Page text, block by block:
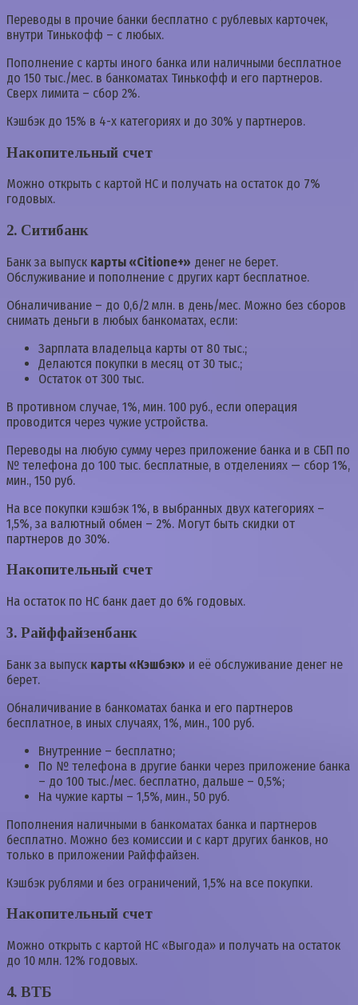
Переводы в прочие банки бесплатно с рублевых карточек,
внутри Тинькофф – с любых.
Пополнение с карты иного банка или наличными бесплатное
до 150 тыс./мес. в банкоматах Тинькофф и его партнеров.
Сверх лимита – сбор 2%.
Кэшбэк до 15% в 4-х категориях и до 30% у партнеров.
Накопительный счет
Можно открыть с картой НС и получать на остаток до 7%
годовых.
2. Ситибанк
Банк за выпуск карты «Citione+» денег не берет.
Обслуживание и пополнение с других карт бесплатное.
Обналичивание – до 0,6/2 млн. в день/мес. Можно без сборов
снимать деньги в любых банкоматах, если:
Зарплата владельца карты от 80 тыс.;
Делаются покупки в месяц от 30 тыс.;
Остаток от 300 тыс.
В противном случае, 1%, мин. 100 руб., если операция
проводится через чужие устройства.
Переводы на любую сумму через приложение банка и в СБП по
№ телефона до 100 тыс. бесплатные, в отделениях — сбор 1%,
мин., 150 руб.
На все покупки кэшбэк 1%, в выбранных двух категориях –
1,5%, за валютный обмен – 2%. Могут быть скидки от
партнеров до 30%.
Накопительный счет
На остаток по НС банк дает до 6% годовых.
3. Райффайзенбанк
Банк за выпуск карты «Кэшбэк» и её обслуживание денег не
берет.
Обналичивание в банкоматах банка и его партнеров
бесплатное, в иных случаях, 1%, мин., 100 руб.
Внутренние – бесплатно;
По № телефона в другие банки через приложение банка
– до 100 тыс./мес. бесплатно, дальше – 0,5%;
На чужие карты – 1,5%, мин., 50 руб.
Пополнения наличными в банкоматах банка и партнеров
бесплатно. Можно без комиссии и с карт других банков, но
только в приложении Райффайзен.
Кэшбэк рублями и без ограничений, 1,5% на все покупки.
Накопительный счет
Можно открыть с картой НС «Выгода» и получать на остаток
до 10 млн. 12% годовых.
4. ВТБ